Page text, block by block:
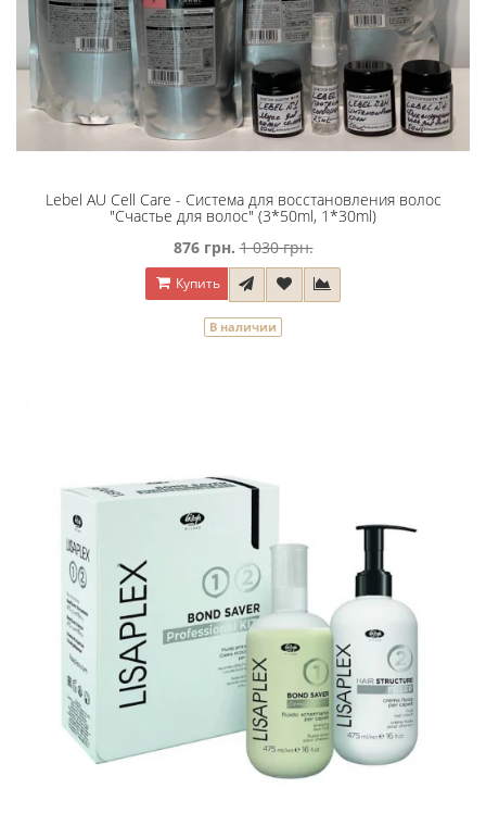
Lebel AU Cell Care - Система для восстановления волос
"Счастье для волос" (3*50ml, 1*30ml)
876 грн. 1 030 грн.
Купить
В наличии